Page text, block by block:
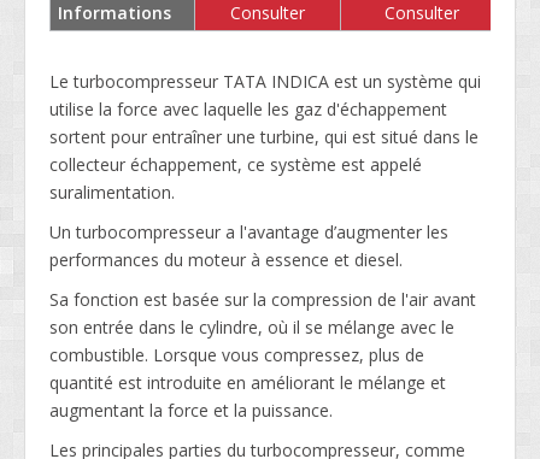
Informations
Consulter
Consulter
Le turbocompresseur TATA INDICA est un système qui
utilise la force avec laquelle les gaz d'échappement
sortent pour entraîner une turbine, qui est situé dans le
collecteur échappement, ce système est appelé
suralimentation.
Un turbocompresseur a l'avantage d’augmenter les
performances du moteur à essence et diesel.
Sa fonction est basée sur la compression de l'air avant
son entrée dans le cylindre, où il se mélange avec le
combustible. Lorsque vous compressez, plus de
quantité est introduite en améliorant le mélange et
augmentant la force et la puissance.
Les principales parties du turbocompresseur, comme